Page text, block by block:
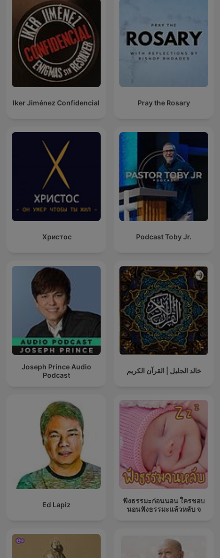
Iker Jiménez Confidencial Pray the Rosary
Христос Podcast Toby Jr.
Joseph Prince Audio
Podcast
خالد الجليل | القرآن الكريم
Ed Lapiz
ฟังธรรมะก่อนนอน ใครชอบ
นอนฟังธรรมะแล้วหลับ จ